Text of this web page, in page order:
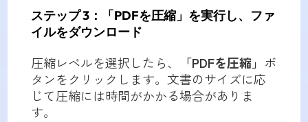
ステップ 3：「PDFを圧縮」を実行し、ファ
イルをダウンロード
圧縮レベルを選択したら、 「PDFを圧縮」 ボ
タンをクリックします。文書のサイズに応
じて圧縮には時間がかかる場合がありま
す。